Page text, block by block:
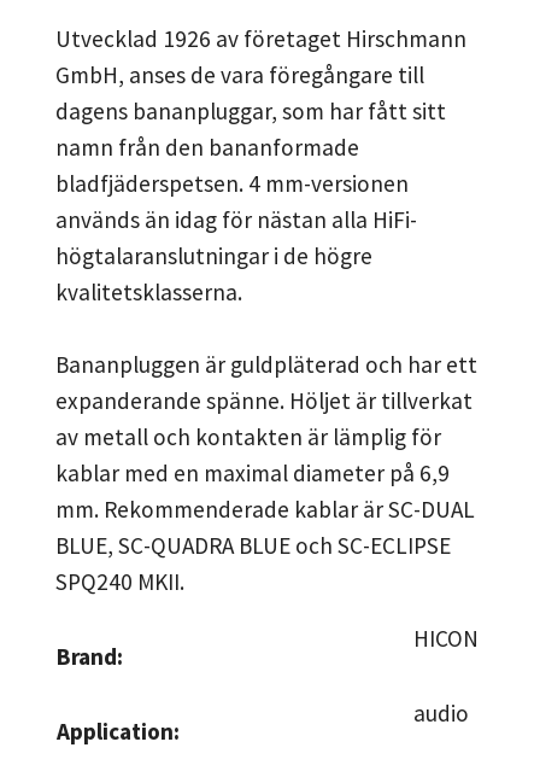
Utvecklad 1926 av företaget Hirschmann
GmbH, anses de vara föregångare till
dagens bananpluggar, som har fått sitt
namn från den bananformade
bladfjäderspetsen. 4 mm-versionen
används än idag för nästan alla HiFi-
högtalaranslutningar i de högre
kvalitetsklasserna.
Bananpluggen är guldpläterad och har ett
expanderande spänne. Höljet är tillverkat
av metall och kontakten är lämplig för
kablar med en maximal diameter på 6,9
mm. Rekommenderade kablar är SC-DUAL
BLUE, SC-QUADRA BLUE och SC-ECLIPSE
SPQ240 MKII.
Brand:
HICON
Application:
audio